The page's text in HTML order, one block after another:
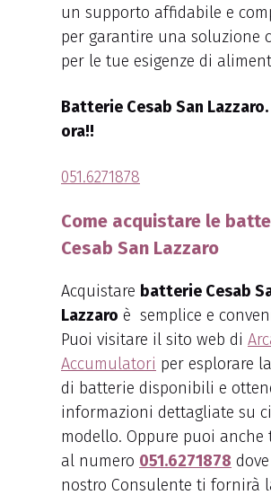
un supporto affidabile e
per garantire una soluzione
per le tue esigenze di
Batterie Cesab San
ora!!
051.6271878
Come acquistare le
Cesab San Lazzaro
Acquistare batterie Cesab
Lazzaro è semplice e
Puoi visitare il sito web di
Accumulatori per esplorare
di batterie disponibili e
informazioni dettagliate su
modello. Oppure puoi anche
al numero 051.6271878
nostro Consulente ti fornirà